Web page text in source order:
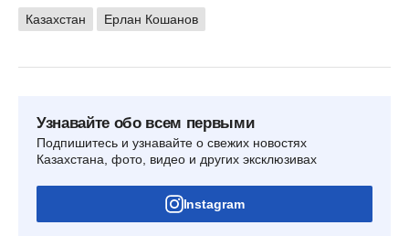
Казахстан Ерлан Кошанов
Узнавайте обо всем первыми
Подпишитесь и узнавайте о свежих новостях
Казахстана, фото, видео и других эксклюзивах
Instagram